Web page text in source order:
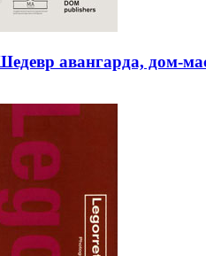
авангарда, дом-